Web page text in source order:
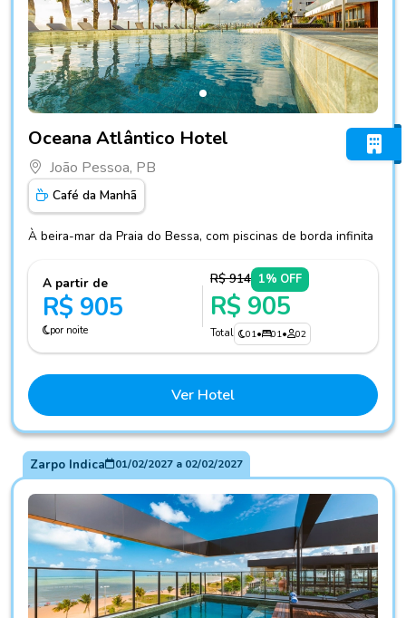
Oceana Atlântico Hotel
João Pessoa, PB
Café da Manhã
À beira-mar da Praia do Bessa, com piscinas de borda infinita
A partir de
R$ 905
por noite
R$ 914 1% OFF
R$ 905
Total 01• 01• 02
Ver Hotel
Zarpo Indica 01/02/2027a 02/02/2027